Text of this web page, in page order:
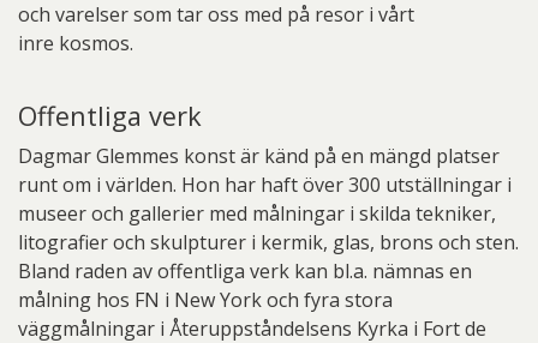
och varelser som tar oss med på resor i vårt
inre kosmos.
Offentliga verk
Dagmar Glemmes konst är känd på en mängd platser
runt om i världen. Hon har haft över 300 utställningar i
museer och gallerier med målningar i skilda tekniker,
litografier och skulpturer i kermik, glas, brons och sten.
Bland raden av offentliga verk kan bl.a. nämnas en
målning hos FN i New York och fyra stora
väggmålningar i Återuppståndelsens Kyrka i Fort de